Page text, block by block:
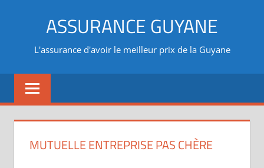
ASSURANCE GUYANE
L'assurance d'avoir le meilleur prix de la Guyane
MUTUELLE ENTREPRISE PAS CHÈRE